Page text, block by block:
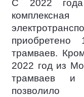
С 2022 года
трамваев.
2022 год из
трамваев и
позволило